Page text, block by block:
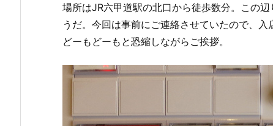
場所はJR六甲道駅の北口から徒歩数分。この
うだ。今回は事前にご連絡させていたので、
どーもどーもと恐縮しながらご挨拶。